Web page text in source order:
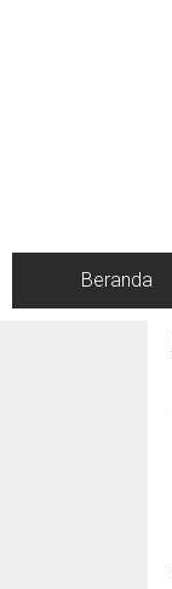
Beranda